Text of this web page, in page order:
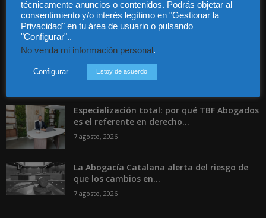
Contáctanos:info@diariojuridico.com
Especialización total: por qué TBF Abogados
es el referente en derecho...
7 agosto, 2026
La Abogacía Catalana alerta del riesgo de
que los cambios en...
7 agosto, 2026
técnicamente anuncios o contenidos. Podrás objetar al
consentimiento y/o interés legítimo en "Gestionar la
Privacidad" en tu área de usuario o pulsando
"Configurar"..
No venda mi información personal.
Configurar Estoy de acuerdo